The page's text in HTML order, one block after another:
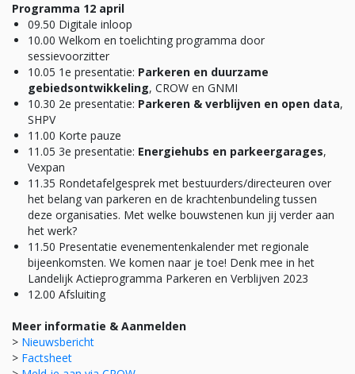
Programma 12 april
09.50 Digitale inloop
10.00 Welkom en toelichting programma door
sessievoorzitter
10.05 1e presentatie: Parkeren en duurzame
gebiedsontwikkeling, CROW en GNMI
10.30 2e presentatie: Parkeren & verblijven en open data,
SHPV
11.00 Korte pauze
11.05 3e presentatie: Energiehubs en parkeergarages,
Vexpan
11.35 Rondetafelgesprek met bestuurders/directeuren over
het belang van parkeren en de krachtenbundeling tussen
deze organisaties. Met welke bouwstenen kun jij verder aan
het werk?
11.50 Presentatie evenementenkalender met regionale
bijeenkomsten. We komen naar je toe! Denk mee in het
Landelijk Actieprogramma Parkeren en Verblijven 2023
12.00 Afsluiting
Meer informatie & Aanmelden
> Nieuwsbericht
> Factsheet